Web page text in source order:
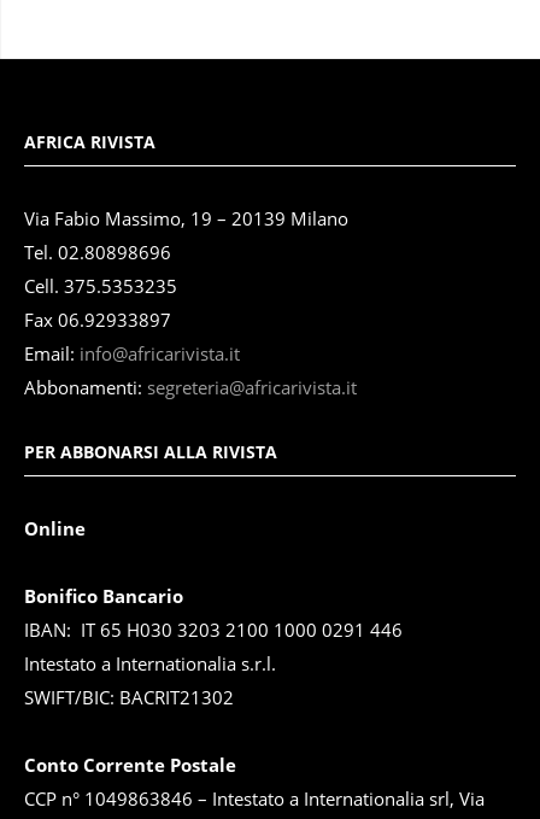
AFRICA RIVISTA
Via Fabio Massimo, 19 – 20139 Milano
Tel. 02.80898696
Cell. 375.5353235
Fax 06.92933897
Email: info@africarivista.it
Abbonamenti: segreteria@africarivista.it
PER ABBONARSI ALLA RIVISTA
Online
Bonifico Bancario
IBAN: IT 65 H030 3203 2100 1000 0291 446
Intestato a Internationalia s.r.l.
SWIFT/BIC: BACRIT21302
Conto Corrente Postale
CCP n° 1049863846 – Intestato a Internationalia srl, Via